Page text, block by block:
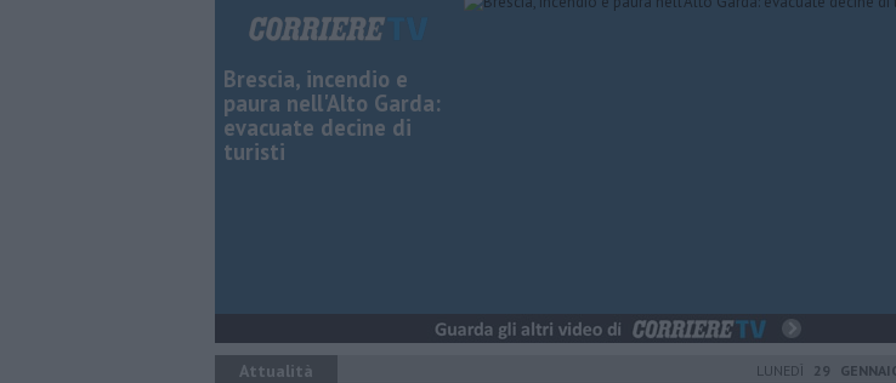
Brescia, incendio e
paura nell'Alto Garda:
evacuate decine di
turisti
Attualità LUNEDÌ 29